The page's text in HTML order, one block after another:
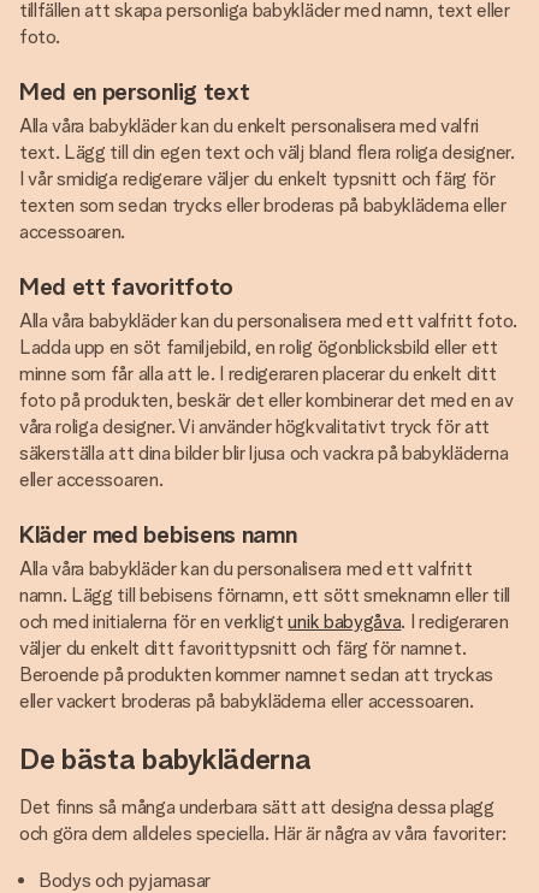
tillfällen att skapa personliga babykläder med namn, text eller
foto.
Med en personlig text
Alla våra babykläder kan du enkelt personalisera med valfri
text. Lägg till din egen text och välj bland flera roliga designer.
I vår smidiga redigerare väljer du enkelt typsnitt och färg för
texten som sedan trycks eller broderas på babykläderna eller
accessoaren.
Med ett favoritfoto
Alla våra babykläder kan du personalisera med ett valfritt foto.
Ladda upp en söt familjebild, en rolig ögonblicksbild eller ett
minne som får alla att le. I redigeraren placerar du enkelt ditt
foto på produkten, beskär det eller kombinerar det med en av
våra roliga designer. Vi använder högkvalitativt tryck för att
säkerställa att dina bilder blir ljusa och vackra på babykläderna
eller accessoaren.
Kläder med bebisens namn
Alla våra babykläder kan du personalisera med ett valfritt
namn. Lägg till bebisens förnamn, ett sött smeknamn eller till
och med initialerna för en verkligtunik babygåva. I redigeraren
väljer du enkelt ditt favorittypsnitt och färg för namnet.
Beroende på produkten kommer namnet sedan att tryckas
eller vackert broderas på babykläderna eller accessoaren.
De bästa babykläderna
Det finns så många underbara sätt att designa dessa plagg
och göra dem alldeles speciella. Här är några av våra favoriter:
Bodys och pyjamasar